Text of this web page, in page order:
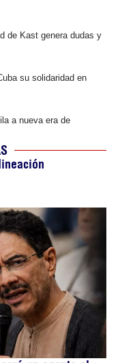
de Kast genera dudas y
su solidaridad en
a nueva era de